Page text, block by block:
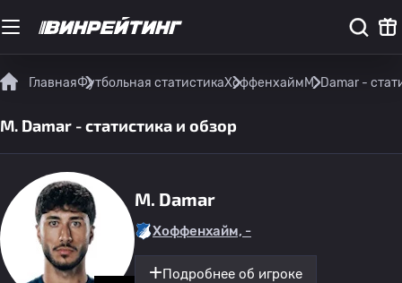
ГлавнаяФутбольная статистикаХоффенхаймM. Damar -
M. Damar - статистика и обзор
M. Damar
Хоффенхайм, -
Подробнее об игроке